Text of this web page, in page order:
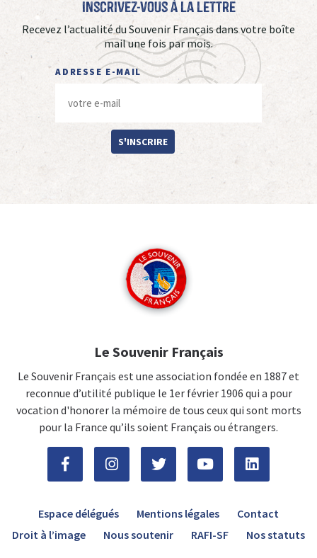
Inscrivez-vous à La Lettre
Recevez l’actualité du Souvenir Français dans votre boîte
mail une fois par mois.
ADRESSE E-MAIL
S'INSCRIRE
Le Souvenir Français
Le Souvenir Français est une association fondée en 1887 et
reconnue d’utilité publique le 1er février 1906 qui a pour
vocation d'honorer la mémoire de tous ceux qui sont morts
pour la France qu’ils soient Français ou étrangers.
Espace délégués Mentions légales
Contact
Droit à l’image
Nous soutenir RAFI-SF Nos statuts